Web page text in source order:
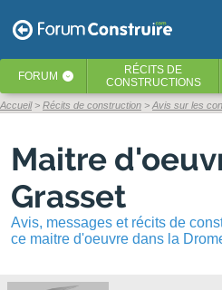
FORUM ‹ RÉCITS DE
CONSTRUCTIONS
Accueil Récits de construction Avis sur les
Maitre
Grasset
Avis, messages et récits de
ce maitre d'oeuvre dans la